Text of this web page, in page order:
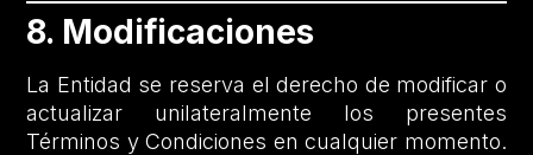
8. Modificaciones
La Entidad se reserva el derecho de modificar o
actualizar unilateralmente los presentes
Términos y Condiciones en cualquier momento.